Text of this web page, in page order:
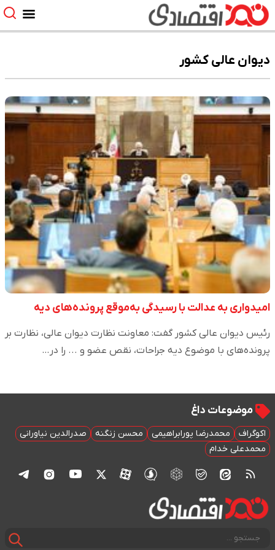
دیوان عالی کشور
امیدواری به عدالت با رسیدگی به‌موقع پرونده‌های دیه
رئیس دیوان عالی کشور گفت: معاونت نظارت دیوان عالی، نظارت بر
پرونده‌های با موضوع دیه جراحات، نقص عضو و ... را در…
موضوعات داغ
اکوگراف محمدرضا پورابراهیمی محسن زنگنه
صدرالدین نیاورانی
محمدعلی خدام